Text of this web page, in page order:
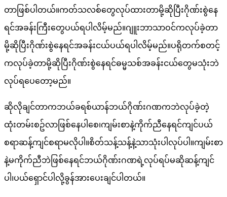
တာဖြစ်ပါတယ်။ကတ်သလစ်တွေလုပ်ထားတာမို့ဆိုပြီးဂိုဏ်းစွဲနေ
ရင်အခန်းကြီးတွေပယ်ရပါလိမ့်မည်။ဂျူးဘာသာဝင်ကလုပ်ခဲ့တာ
မို့ဆိုပြီးဂိုဏ်းစွဲနေရင်အခန်းငယ်ပယ်ရပါလိမ့်မည်။ပရိုတက်စတင့်
ကလုပ်ခဲ့တာမို့ဆိုပြီးဂိုဏ်းစွဲနေရင်ဓမ္မသစ်အခန်းငယ်တွေမသုံးဘဲ
လုပ်ရပေတော့မည်။
ဆိုလိုချင်တာကဘယ်ခရစ်ယာန်ဘယ်ဂိုဏ်းဂဏကဘဲလုပ်ခဲ့တဲ့
ထုံးတမ်းစဥ်လာဖြစ်နေပါစေ၊ကျမ်းစာနဲ့ကိုက်ညီနေရင်ကျင်ပယ်
စရာဆန့်ကျင်စရာမလိုပါ။စိတ်သန့်သန့်နဲ့သာသုံးပါလုပ်ပါ။ကျမ်းစာ
နဲ့မကိုက်ညီဘဲဖြစ်နေရင်ဘယ်ဂိုဏ်းဂဏရဲ့လုပ်ရပ်မဆိုဆန့်ကျင်
ပါ၊ပယ်ရှောင်ပါလို့ခွန်အားပေးချင်ပါတယ်။